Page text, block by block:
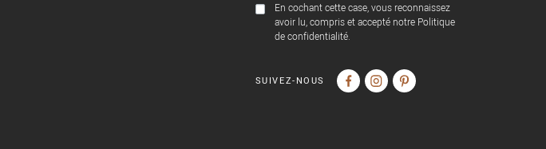
En cochant cette case, vous reconnaissez
avoir lu, compris et accepté notre Politique
de confidentialité.
SUIVEZ-NOUS